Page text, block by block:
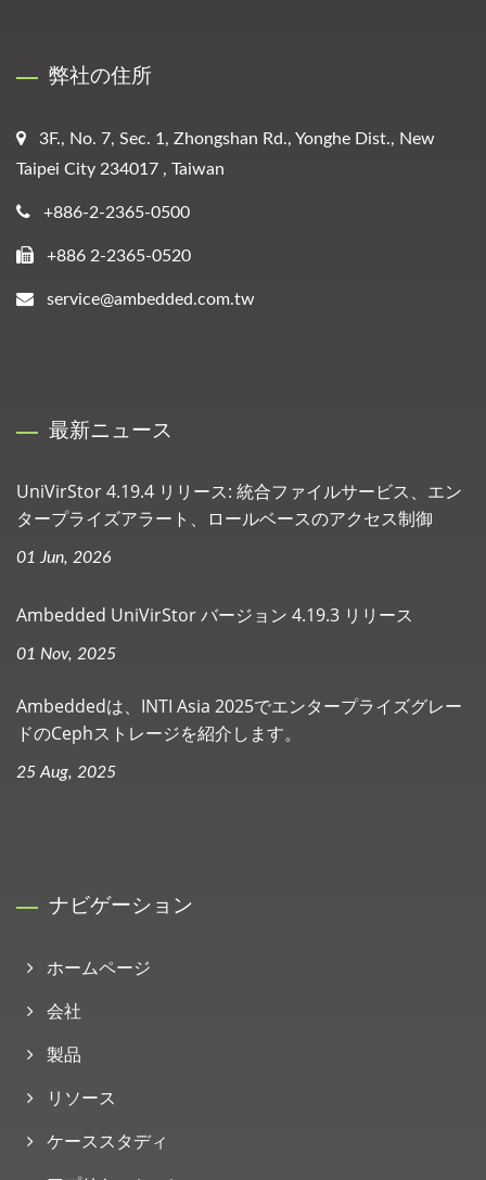
弊社の住所
3F., No. 7, Sec. 1, Zhongshan Rd., Yonghe Dist., New
Taipei City 234017 , Taiwan
+886-2-2365-0500
+886 2-2365-0520
service@ambedded.com.tw
最新ニュース
UniVirStor 4.19.4 リリース: 統合ファイルサービス、エン
タープライズアラート、ロールベースのアクセス制御
01 Jun, 2026
Ambedded UniVirStor バージョン 4.19.3 リリース
01 Nov, 2025
Ambeddedは、INTI Asia 2025でエンタープライズグレー
ドのCephストレージを紹介します。
25 Aug, 2025
ナビゲーション
ホームページ
会社
製品
リソース
ケーススタディ